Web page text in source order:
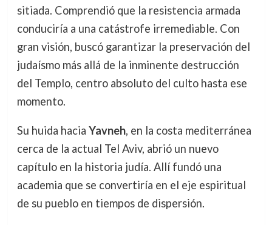
sitiada. Comprendió que la resistencia armada
conduciría a una catástrofe irremediable. Con
gran visión, buscó garantizar la preservación del
judaísmo más allá de la inminente destrucción
del Templo, centro absoluto del culto hasta ese
momento.
Su huida hacia Yavneh, en la costa mediterránea
cerca de la actual Tel Aviv, abrió un nuevo
capítulo en la historia judía. Allí fundó una
academia que se convertiría en el eje espiritual
de su pueblo en tiempos de dispersión.